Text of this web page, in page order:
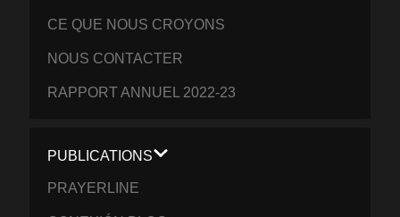
CE QUE NOUS CROYONS
NOUS CONTACTER
RAPPORT ANNUEL 2022-23
PUBLICATIONS
PRAYERLINE